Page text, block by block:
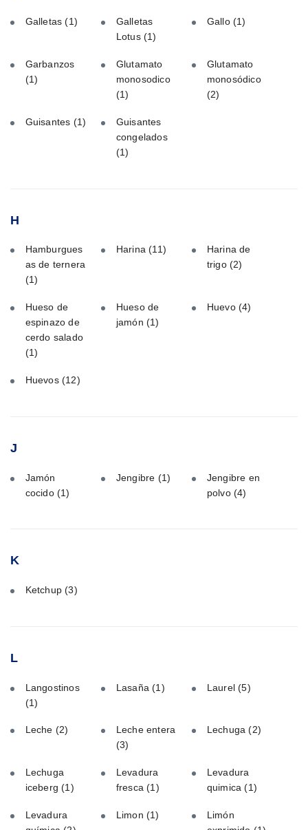
Galletas(1)
Galletas
Lotus (1)
Gallo(1)
Garbanzos
(1)
Glutamato
monosodico
(1)
Glutamato
monosódico
(2)
Guisantes (1)
Guisantes
congelados
(1)
H
Hamburgues
as de ternera
(1)
Harina(11)
Harina de
trigo(2)
Hueso de
espinazo de
cerdo salado
(1)
Hueso de
jamón (1)
Huevo(4)
Huevos (12)
J
Jamón
cocido (1)
Jengibre (1)
Jengibre en
polvo(4)
K
Ketchup(3)
L
Langostinos
(1)
Lasaña(1) Laurel(5)
Leche (2)
Leche entera
(3)
Lechuga(2)
Lechuga
iceberg(1)
Levadura
fresca(1)
Levadura
quimica(1)
Levadura
Limon (1)
Limón